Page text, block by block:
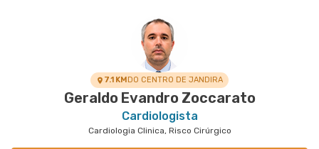
Rua Engenheiro Oscar Americano nr. 1010 -
Avenida Dos Tajuras nr. 71 Ao Lado do Banco Itaú
Personnalite - Cidade Jardim, Sao Paulo - SP
7.1 KMDO CENTRO DE JANDIRA
Geraldo Evandro Zoccarato
Cardiologista
Cardiologia Clinica, Risco Cirúrgico